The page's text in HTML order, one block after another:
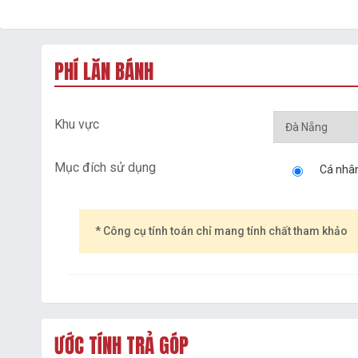
PHÍ LĂN BÁNH
Khu vực
Mục đích sử dụng Cá
* Công cụ tính toán chỉ mang tính chất tham khảo
ƯỚC TÍNH TRẢ GÓP